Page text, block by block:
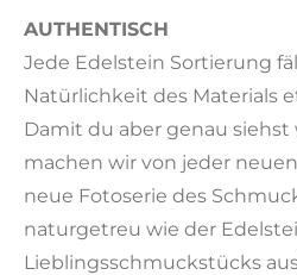
AUTHENTISCH
Jede Edelstein Sortierung
Natürlichkeit des Materials
Damit du aber genau siehst
machen wir von jeder
neue Fotoserie des
naturgetreu wie der
Lieblingsschmuckstücks